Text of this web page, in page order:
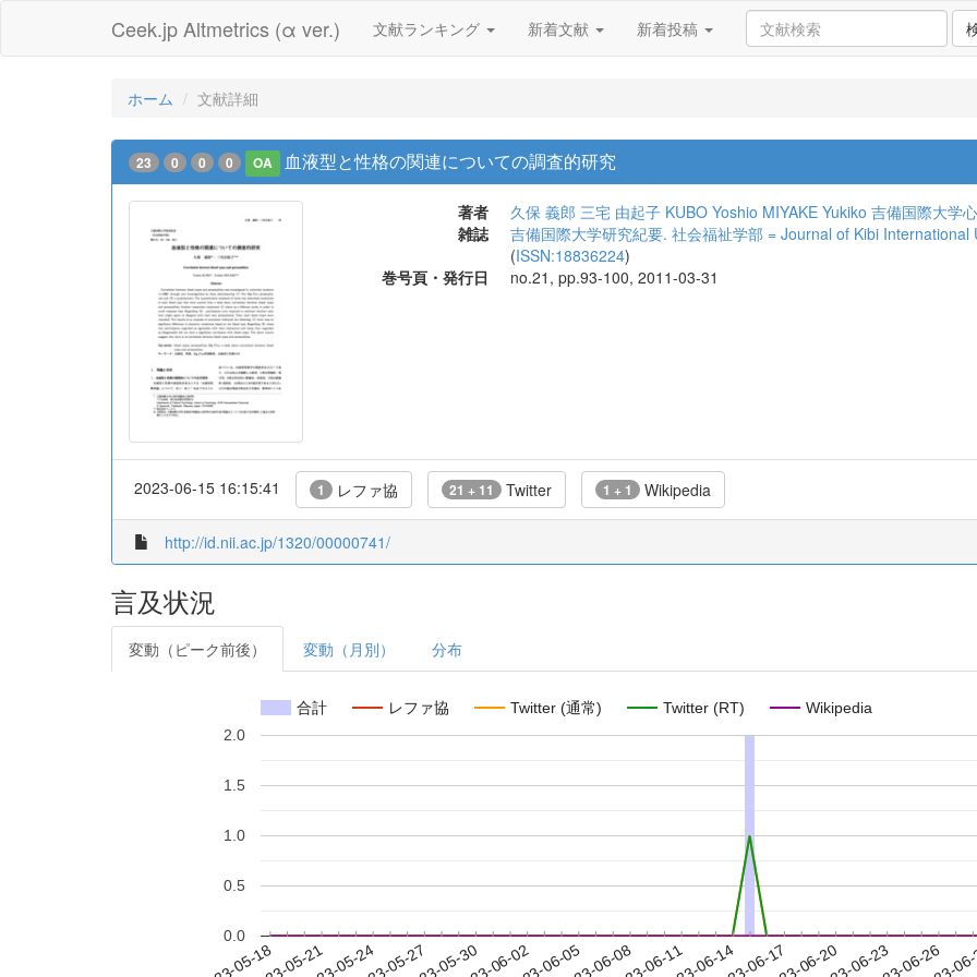
Ceek.jp Altmetrics (α ver.) 文献ランキング 新着文献 新着投稿
ホーム 文献詳細
23 0 0 0 OA 血液型と性格の関連についての調査的研究
著者 久保 義郎 三宅 由起子 KUBO Yoshio MIYAKE Yukiko 吉備国際大学
雑誌
吉備国際大学研究紀要. 社会福祉学部 = Journal of Kibi
(ISSN:18836224)
巻号頁・発行日
no.21, pp.93-100, 2011-03-31
2023-06-15 16:15:41 1 レファ協 21 + 11 Twitter 1 + 1 Wikipedia
http://id.nii.ac.jp/1320/00000741/
言及状況
変動（ピーク前後） 変動（月別） 分布
合計 レファ協 Twitter (通常) Twitter (RT) Wikipedia
0.0
0.5
1.0
1.5
2.0